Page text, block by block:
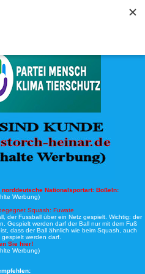
Nationalsportart: Boßeln:
Werbung)
Squash: Fuwate
der Fussball über ein Netz gespielt. Wichtig: der
Gespielt werden darf der Ball nur mit dem Fuß
dass der Ball ähnlich wie beim Squash, auch
werden darf.
Sie hier!
Werbung)